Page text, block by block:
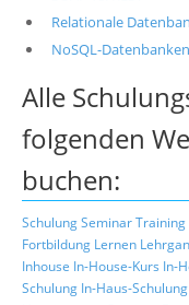
Relationale
NoSQL-Datenbanken
Alle
folgenden
buchen:
SchulungSeminarTraining
Fortbildung Lernen
Inhouse In-House-Kurs In-
Schulung In-Haus-Schulung